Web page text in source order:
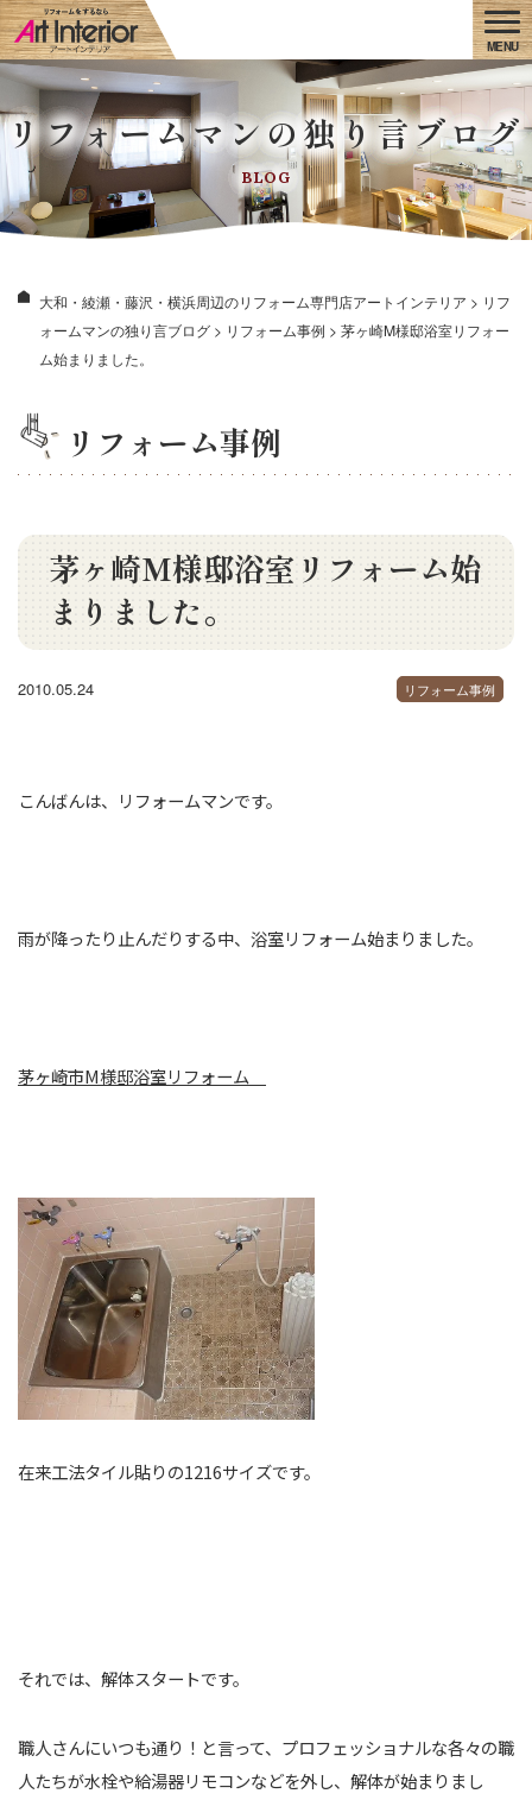
リフォームマンの独り言ブログ
BLOG
大和・綾瀬・藤沢・横浜周辺のリフォーム専門店アートインテリア > リフ
ォームマンの独り言ブログ > リフォーム事例 > 茅ヶ崎M様邸浴室リフォー
ム始まりました。
リフォーム事例
茅ヶ崎M様邸浴室リフォーム始
まりました。
2010.05.24 リフォーム事例
こんばんは、リフォームマンです。
雨が降ったり止んだりする中、浴室リフォーム始まりました。
茅ヶ崎市M様邸浴室リフォーム
在来工法タイル貼りの1216サイズです。
それでは、解体スタートです。
職人さんにいつも通り！と言って、プロフェッショナルな各々の職
人たちが水栓や給湯器リモコンなどを外し、解体が始まりまし